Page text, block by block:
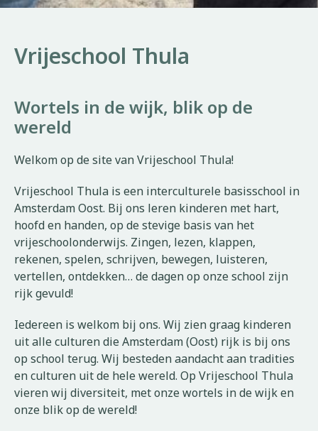
Vrijeschool Thula
Wortels in de wijk, blik op de
wereld
Welkom op de site van Vrijeschool Thula!
Vrijeschool Thula is een interculturele basisschool in
Amsterdam Oost. Bij ons leren kinderen met hart,
hoofd en handen, op de stevige basis van het
vrijeschoolonderwijs. Zingen, lezen, klappen,
rekenen, spelen, schrijven, bewegen, luisteren,
vertellen, ontdekken… de dagen op onze school zijn
rijk gevuld!
Iedereen is welkom bij ons. Wij zien graag kinderen
uit alle culturen die Amsterdam (Oost) rijk is bij ons
op school terug. Wij besteden aandacht aan tradities
en culturen uit de hele wereld. Op Vrijeschool Thula
vieren wij diversiteit, met onze wortels in de wijk en
onze blik op de wereld!